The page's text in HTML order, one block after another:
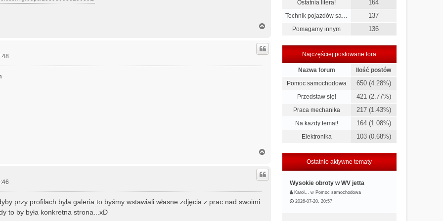
g
r
g
r
przy profilach była galeria to byśmy wstawiali własne zdjęcia z prac nad swoimi
to by była konkretna strona...xD
Ostatnia litera! 164
Technik pojazdów sa… 137
Pomagamy innym 136
Najczęściej postowane fora
Nazwa forum
Ilość postów
Pomoc samochodowa
650 (4.28%)
Przedstaw się! 421 (2.77%)
Praca mechanika 217 (1.43%)
Na każdy temat! 164 (1.08%)
Elektronika 103 (0.68%)
Ostatnio aktywne tematy
Wysokie obroty w WV jetta
Karol… w Pomoc samochodowa
2026-07-20, 20:57